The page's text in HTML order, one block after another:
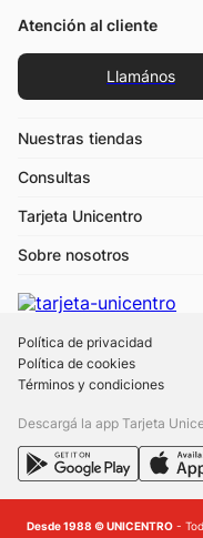
Atención al cliente
Llamános
Nuestras tiendas
Consultas
Tarjeta Unicentro
Sobre nosotros
Política de privacidad
Política de cookies
Términos y condiciones
Descargá la app Tarjeta
Desde 1988 © UNICENTRO -